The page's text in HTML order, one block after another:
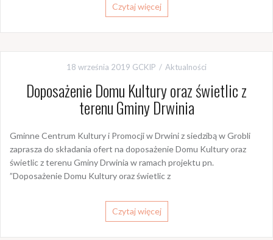
Czytaj więcej
18 września 2019 GCKIP Aktualności
Doposażenie Domu Kultury oraz świetlic z
terenu Gminy Drwinia
Gminne Centrum Kultury i Promocji w Drwini z siedzibą w Grobli
zaprasza do składania ofert na doposażenie Domu Kultury oraz
świetlic z terenu Gminy Drwinia w ramach projektu pn.
”Doposażenie Domu Kultury oraz świetlic z
Czytaj więcej